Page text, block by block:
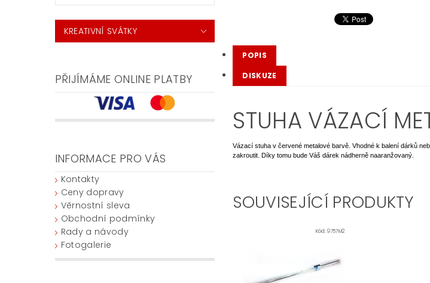
KREATIVNÍ SVÁTKY
PŘIJÍMÁME ONLINE PLATBY
INFORMACE PRO VÁS
Kontakty
Ceny dopravy
Věrnostní sleva
Obchodní podmínky
Rady a návody
Fotogalerie
POPIS
DISKUZE
STUHA VÁZACÍ
Vázací stuha v červené metalové barvě. Vhodné k balení dárků
zakroutit. Díky tomu bude Váš dárek nádherně naaranžovaný.
SOUVISEJÍCÍ PRODUKTY
Kód:9757M2